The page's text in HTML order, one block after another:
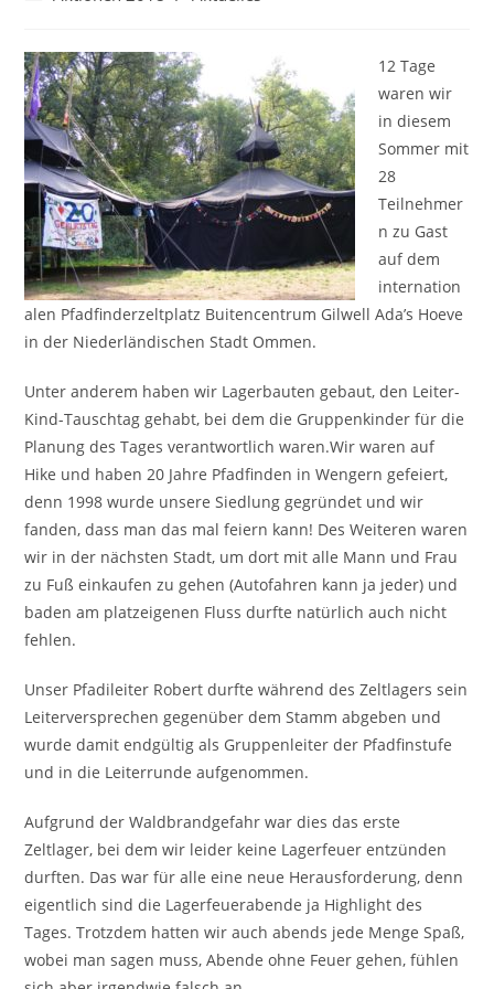
12 Tage
waren wir
in diesem
Sommer mit
28
Teilnehmer
n zu Gast
auf dem
internation
alen Pfadfinderzeltplatz Buitencentrum Gilwell Ada’s Hoeve
in der Niederländischen Stadt Ommen.
Unter anderem haben wir Lagerbauten gebaut, den Leiter-
Kind-Tauschtag gehabt, bei dem die Gruppenkinder für die
Planung des Tages verantwortlich waren.Wir waren auf
Hike und haben 20 Jahre Pfadfinden in Wengern gefeiert,
denn 1998 wurde unsere Siedlung gegründet und wir
fanden, dass man das mal feiern kann! Des Weiteren waren
wir in der nächsten Stadt, um dort mit alle Mann und Frau
zu Fuß einkaufen zu gehen (Autofahren kann ja jeder) und
baden am platzeigenen Fluss durfte natürlich auch nicht
fehlen.
Unser Pfadileiter Robert durfte während des Zeltlagers sein
Leiterversprechen gegenüber dem Stamm abgeben und
wurde damit endgültig als Gruppenleiter der Pfadfinstufe
und in die Leiterrunde aufgenommen.
Aufgrund der Waldbrandgefahr war dies das erste
Zeltlager, bei dem wir leider keine Lagerfeuer entzünden
durften. Das war für alle eine neue Herausforderung, denn
eigentlich sind die Lagerfeuerabende ja Highlight des
Tages. Trotzdem hatten wir auch abends jede Menge Spaß,
wobei man sagen muss, Abende ohne Feuer gehen, fühlen